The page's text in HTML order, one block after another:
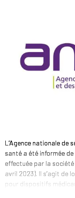
L’Agence nationale de
santé a été informée
effectuée par la société
avril 2023). Il s’agit de
pour dispositifs